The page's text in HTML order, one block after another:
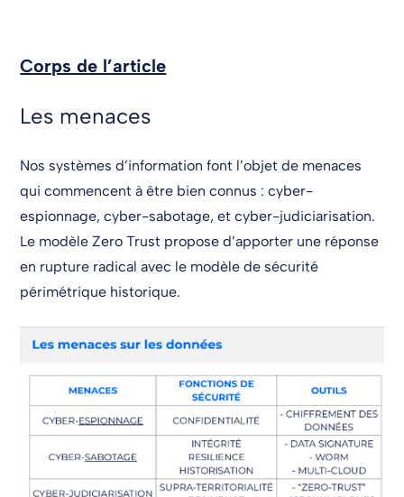
Corps de l’article
Les menaces
Nos systèmes d’information font l’objet de menaces
qui commencent à être bien connus : cyber-
espionnage, cyber-sabotage, et cyber-judiciarisation.
Le modèle Zero Trust propose d’apporter une réponse
en rupture radical avec le modèle de sécurité
périmétrique historique.